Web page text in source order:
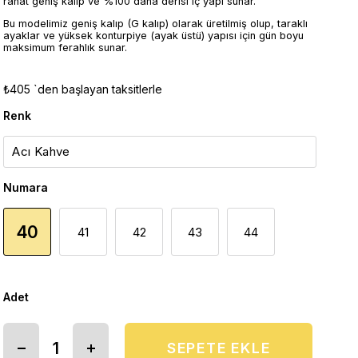
Bu modelimiz geniş kalıp (G kalıp) olarak üretilmiş olup, taraklı
ayaklar ve yüksek konturpiye (ayak üstü) yapısı için gün boyu
maksimum ferahlık sunar.
₺405 `den başlayan taksitlerle
Renk
Numara
40 41 42 43 44
Adet